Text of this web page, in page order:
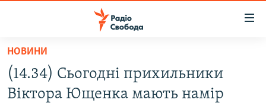
Перейти
основного
матеріалу
РАДІО СВОБОДА – 70 РОКІВ
ВСЕ ЗА ДОБУ
НОВИНИ
(14.34) Сьогодні прихильники
Віктора Ющенка мають намір